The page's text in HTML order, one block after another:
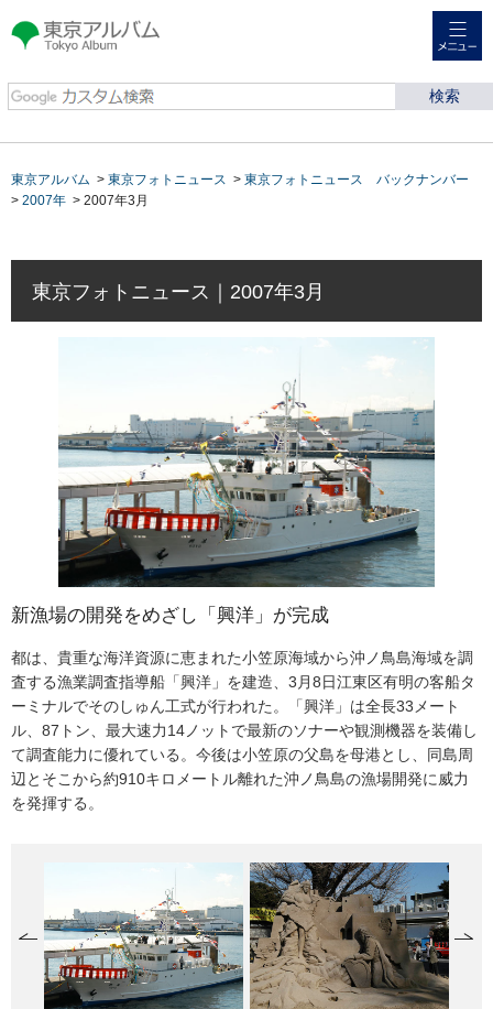
東京アルバム Tokyo
Album
東京アルバム > 東京フォトニュース > 東京フォトニュース バックナンバー
> 2007年 > 2007年3月
東京フォトニュース｜2007年3月
新漁場の開発をめざし「興洋」が完成
都は、貴重な海洋資源に恵まれた小笠原海域から沖ノ鳥島海域を調
査する漁業調査指導船「興洋」を建造、3月8日江東区有明の客船タ
ーミナルでそのしゅん工式が行われた。「興洋」は全長33メート
ル、87トン、最大速力14ノットで最新のソナーや観測機器を装備し
て調査能力に優れている。今後は小笠原の父島を母港とし、同島周
辺とそこから約910キロメートル離れた沖ノ鳥島の漁場開発に威力
を発揮する。
オペラの名場面を砂で表現
3月12日、上野公園の東京文化会館前に高さ3メートル、幅5.5メー
トルの巨大な砂の彫刻が出現した。これは、同館などで15日から始
まる音楽フェスティバル「東京のオペラの森2007」（4月4日まで）
で上演されるオペラ「タンホイザー」の一場面をモチーフに、砂像
彫刻家の茶圓勝彦（ちゃえんかつひこ）さんが都の依頼で制作した
もの。使われた砂は約60トン。圧倒的な存在感のある作品に、公園
を訪れた人も足を止めてカメラに納めていた。
春を配る「八丈島フリージアまつり」キャラバン隊
今年も3月21日から始まる「八丈島フリージアまつり」（4月8日ま
で）を前に、16日、春の暖かさをいっぱいにつめたキャラバン隊が
都庁を訪問。八丈町長を隊長に、ミス八丈島やフリージア娘などで
構成されたキャラバン隊は、都民広場で南の島の愛らしいフリージ
アの花を無料で配り、受け取った人たちに春の訪れを伝えていた。
青梅・吉野梅郷「梅の公園」
青梅市「梅の公園」は、3月初旬、梅の見ごろを迎えた。ここは都内
随一の梅の里「吉野梅郷」。東西4キロメートルの広い地域に老木、
若木2万5千本の梅の香りがあたり一面にただよう。今年は暖冬の影
響で、例年より2週間ほど早く咲き始めた。白、ピンク、赤など彩り
美しい花が、山の斜面をまるでベールのように覆うさまは壮観だ。